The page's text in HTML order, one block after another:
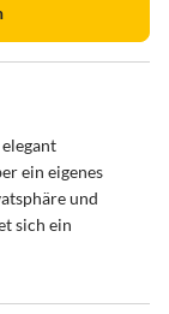
ein eigenes
und
sich ein